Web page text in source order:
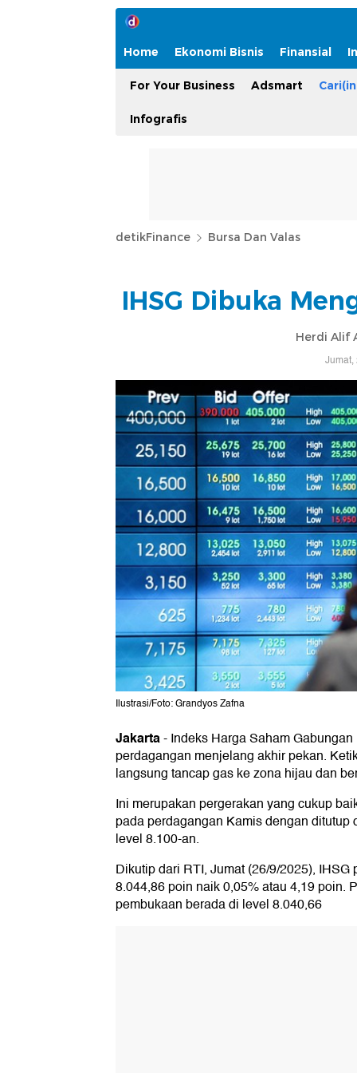
Home Ekonomi Bisnis Finansial
For Your Business Adsmart
Infografis
detikFinance Bursa Dan Valas
IHSG Dibuka
Herdi Alif
Jumat,
Ilustrasi/Foto: Grandyos Zafna
Jakarta-Indeks Harga Saham
perdagangan menjelang akhir pekan.
langsung tancap gas ke zona hijau dan
Ini merupakan pergerakan yang cukup
pada perdagangan Kamis dengan ditutup
level 8.100-an.
Dikutip dari RTI, Jumat (26/9/2025),
8.044,86 poin naik 0,05% atau 4,19 poin.
pembukaan berada di level 8.040,66